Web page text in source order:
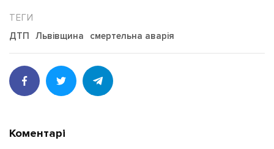
ДТП Львівщина смертельна аварія
Коментарі